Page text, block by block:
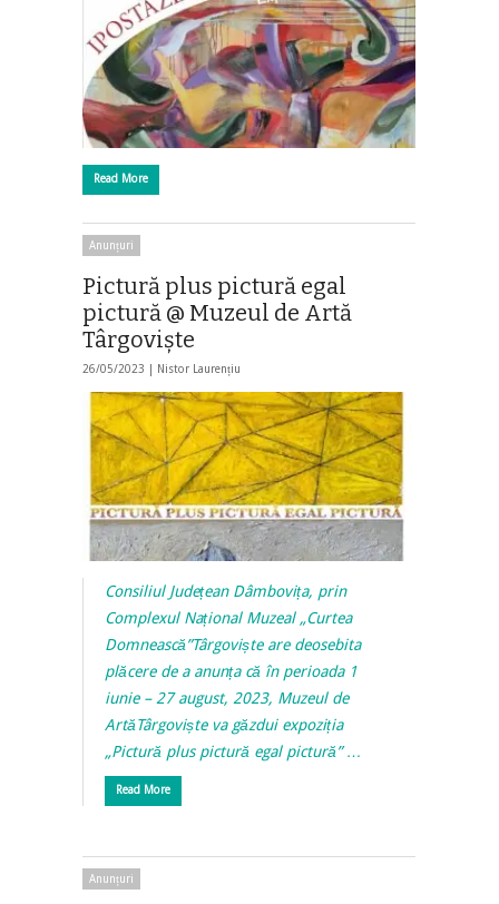
Read More
Anunțuri
Pictură plus pictură egal
pictură @ Muzeul de Artă
Târgovişte
26/05/2023 | Nistor Laurențiu
Consiliul Județean Dâmbovița, prin
Complexul Național Muzeal „Curtea
Domnească”Târgoviște are deosebita
plăcere de a anunța că în perioada 1
iunie – 27 august, 2023, Muzeul de
ArtăTârgoviște va găzdui expoziția
„Pictură plus pictură egal pictură” …
Read More
Anunțuri